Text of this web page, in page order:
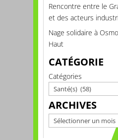
Rencontre entre le
et des acteurs
Nage solidaire à
Haut
CATÉGORIE
Catégories
ARCHIVES
Archives